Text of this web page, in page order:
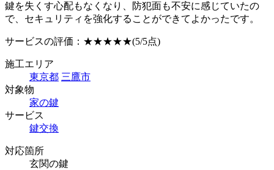
鍵を失くす心配もなくなり、防犯面も不安に感じていたの
で、セキュリティを強化することができてよかったです。
サービスの評価： ★★★★★(5/5点)
施工エリア
東京都 三鷹市
対象物
家の鍵
サービス
鍵交換
対応箇所
玄関の鍵